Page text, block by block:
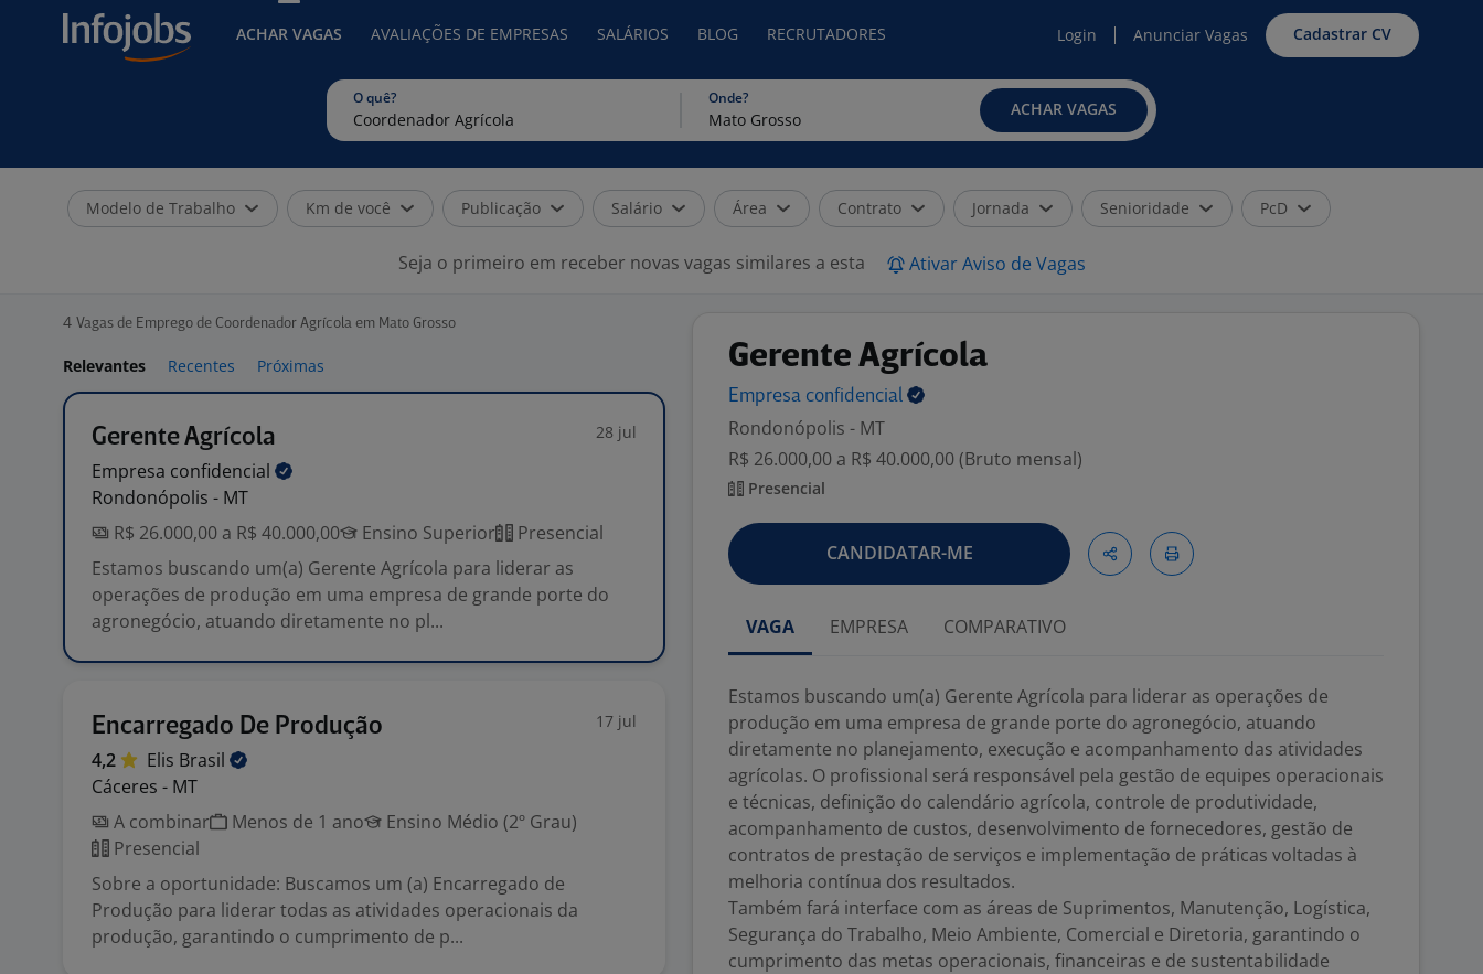
ACHAR VAGAS AVALIAÇÕES DE EMPRESAS SALÁRIOS BLOG RECRUTADORES Login Anunciar Vagas Cadastrar CV
O quê? Onde?
ACHAR VAGAS
Modelo de Trabalho Km de você Publicação Salário Área Contrato Jornada Senioridade PcD
Seja o primeiro em receber novas vagas similares a esta Ativar Aviso de Vagas
4 Vagas de Emprego de Coordenador Agrícola em Mato Grosso
Relevantes Recentes Próximas
Gerente Agrícola 28 jul
Empresa confidencial
Rondonópolis - MT
R$ 26.000,00 a R$ 40.000,00
Ensino Superior
Presencial
Estamos buscando um(a) Gerente Agrícola para liderar as
operações de produção em uma empresa de grande porte do
agronegócio, atuando diretamente no pl...
Encarregado De Produção 17 jul
4,2 Elis Brasil
Cáceres - MT
A combinar
Menos de 1 ano
Ensino Médio (2º Grau)
Presencial
Sobre a oportunidade: Buscamos um (a) Encarregado de
Produção para liderar todas as atividades operacionais da
produção, garantindo o cumprimento de p...
Gerente Agrícola
Empresa confidencial
Rondonópolis - MT
R$ 26.000,00 a R$ 40.000,00 (Bruto mensal)
Presencial
CANDIDATAR-ME
VAGA EMPRESA COMPARATIVO
Estamos buscando um(a) Gerente Agrícola para liderar as operações de
produção em uma empresa de grande porte do agronegócio, atuando
diretamente no planejamento, execução e acompanhamento das atividades
agrícolas. O profissional será responsável pela gestão de equipes operacionais
e técnicas, definição do calendário agrícola, controle de produtividade,
acompanhamento de custos, desenvolvimento de fornecedores, gestão de
contratos de prestação de serviços e implementação de práticas voltadas à
melhoria contínua dos resultados.
Também fará interface com as áreas de Suprimentos, Manutenção, Logística,
Segurança do Trabalho, Meio Ambiente, Comercial e Diretoria, garantindo o
cumprimento das metas operacionais, financeiras e de sustentabilidade